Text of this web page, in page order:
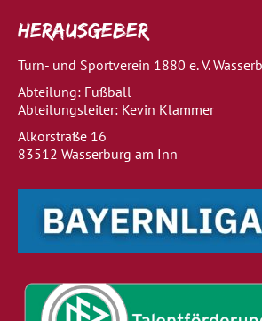
Herausgeber
Turn- und Sportverein 1880 e. V.
Abteilung: Fußball
Abteilungsleiter: Kevin Klammer
Alkorstraße 16
83512 Wasserburg am Inn